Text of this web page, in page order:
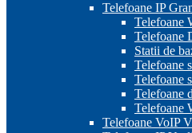
Telefoane IP
Telefoane
Telefoane
Statii de
Telefoane
Telefoane
Telefoane
Telefoane
Telefoane VoIP